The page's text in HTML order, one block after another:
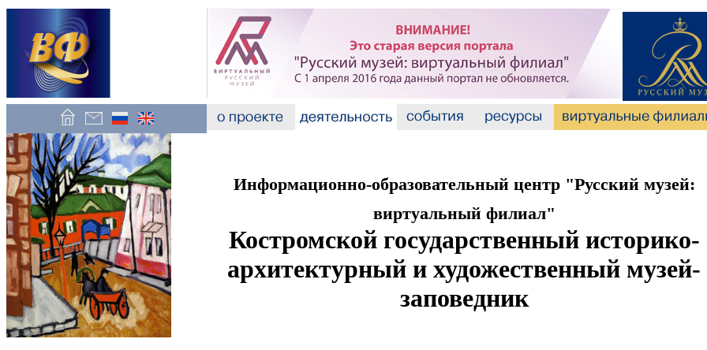
Информационно-образовательный центр "Русский музей:
виртуальный филиал"
Костромской государственный историко-
архитектурный и художественный музей-
заповедник